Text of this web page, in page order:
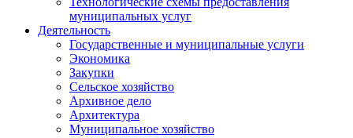
муниципальных услуг
Деятельность
Государственные и муниципальные услуги
Экономика
Закупки
Сельское хозяйство
Архивное дело
Архитектура
Муниципальное хозяйство